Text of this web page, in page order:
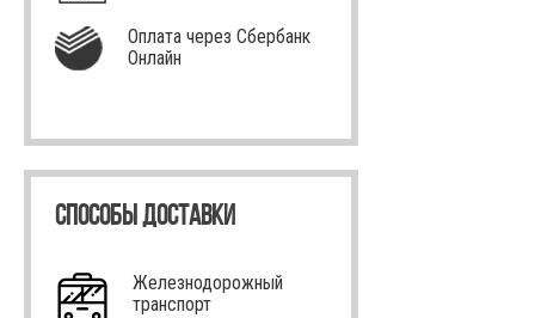
Оплата через Сбербанк
Онлайн
СПОСОБЫ ДОСТАВКИ
Железнодорожный
транспорт